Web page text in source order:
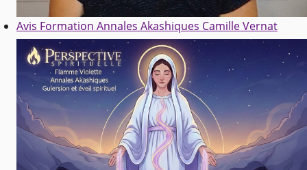
Avis Formation Annales Akashiques Camille Vernat